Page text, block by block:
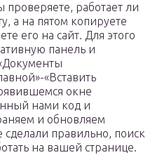
проверяете, работает ли
а на пятом копируете
его на сайт. Для этого
панель и
«Вставить
окне
нами код и
и обновляем
сделали правильно, поиск
на вашей странице.